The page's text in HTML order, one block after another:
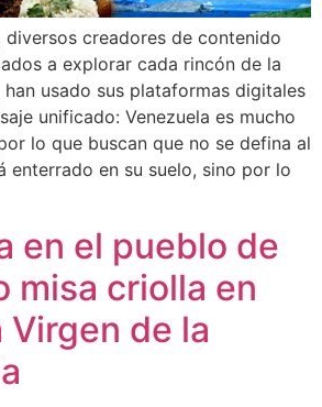
diversos creadores de contenido
a explorar cada rincón de la
usado sus plataformas digitales
unificado: Venezuela es mucho
lo que buscan que no se defina al
enterrado en su suelo, sino por lo
en el pueblo de
misa criolla en
Virgen de la